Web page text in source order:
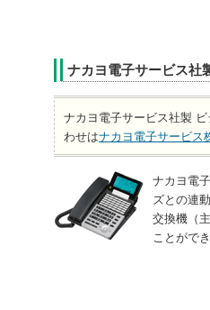
ナカヨ電子サービス社
ナカヨ電子サービス社製
わせはナカヨ電子サービス
ナカヨ電
ズとの連
交換機（
ことができ